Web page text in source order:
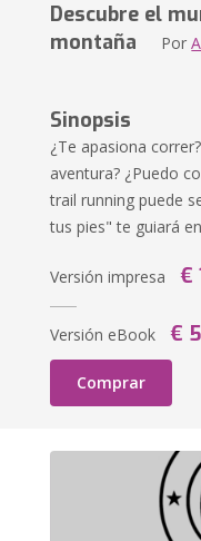
Descubre el
montaña Por
Sinopsis
¿Te apasiona
aventura? ¿Puedo
trail running puede
tus pies" te guiará
Versión impresa €
Versión eBook €
Comprar